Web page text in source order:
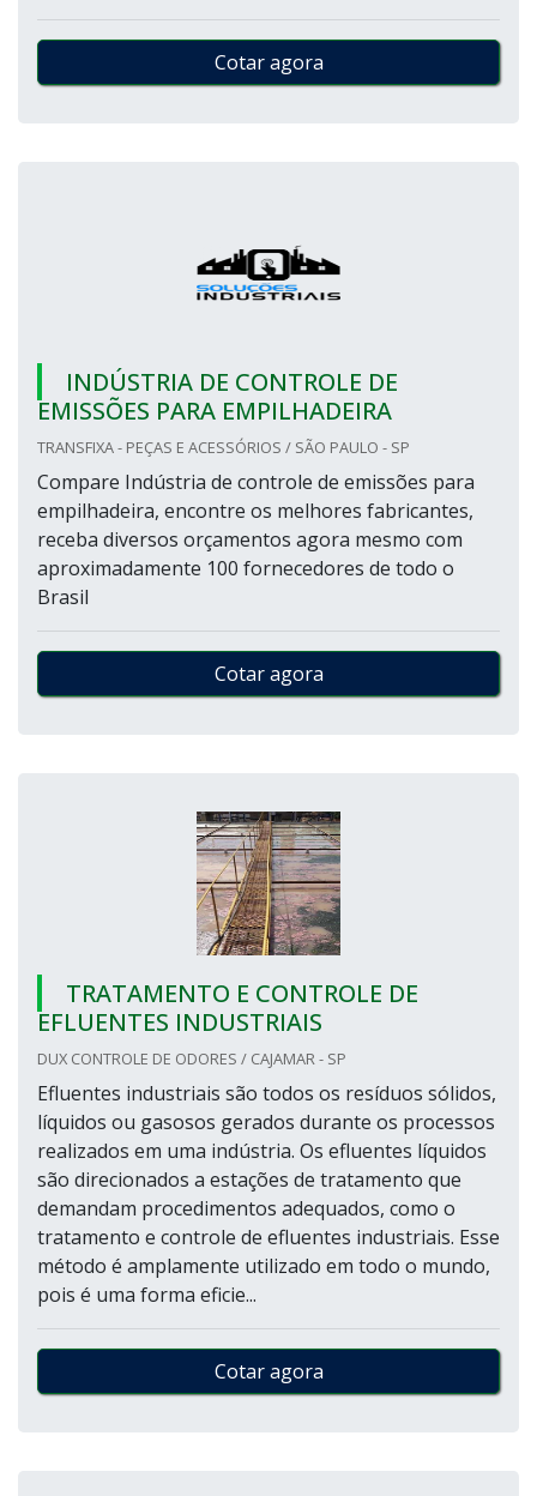
Cotar agora
INDÚSTRIA DE CONTROLE DE
EMISSÕES PARA EMPILHADEIRA
TRANSFIXA - PEÇAS E ACESSÓRIOS / SÃO PAULO - SP
Compare Indústria de controle de emissões para
empilhadeira, encontre os melhores fabricantes,
receba diversos orçamentos agora mesmo com
aproximadamente 100 fornecedores de todo o
Brasil
Cotar agora
TRATAMENTO E CONTROLE DE
EFLUENTES INDUSTRIAIS
DUX CONTROLE DE ODORES / CAJAMAR - SP
Efluentes industriais são todos os resíduos sólidos,
líquidos ou gasosos gerados durante os processos
realizados em uma indústria. Os efluentes líquidos
são direcionados a estações de tratamento que
demandam procedimentos adequados, como o
tratamento e controle de efluentes industriais. Esse
método é amplamente utilizado em todo o mundo,
pois é uma forma eficie...
Cotar agora